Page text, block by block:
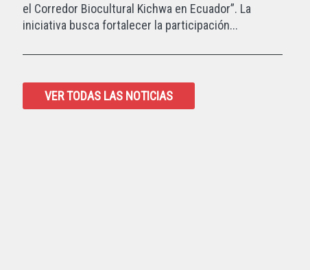
el Corredor Biocultural Kichwa en Ecuador”. La
iniciativa busca fortalecer la participación...
VER TODAS LAS NOTICIAS